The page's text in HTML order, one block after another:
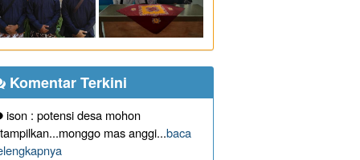
Komentar Terkini
ison : potensi desa mohon
mas anggi...baca